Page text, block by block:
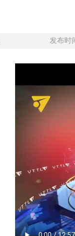
发布时